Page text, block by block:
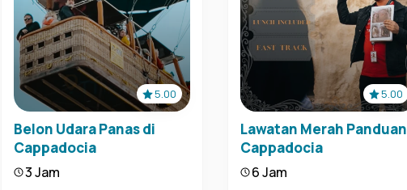
5.00
Belon Udara Panas di
Cappadocia
3 Jam
5.00
Lawatan Merah Panduan
Cappadocia
6 Jam